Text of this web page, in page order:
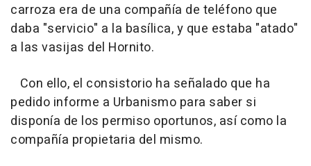
carroza era de una compañía de teléfono que
daba "servicio" a la basílica, y que estaba "atado"
a las vasijas del Hornito.
Con ello, el consistorio ha señalado que ha
pedido informe a Urbanismo para saber si
disponía de los permiso oportunos, así como la
compañía propietaria del mismo.